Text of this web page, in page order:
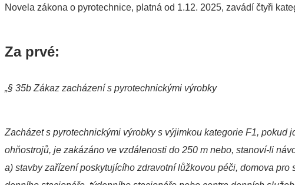
Novela zákona o pyrotechnice, platná od 1.12. 2025, zavádí čtyři
Za prvé:
„§ 35b Zákaz zacházení s pyrotechnickými výrobky
Zacházet s pyrotechnickými výrobky s výjimkou kategorie F1,
ohňostrojů, je zakázáno ve vzdálenosti do 250 m nebo, stanoví-li
a) stavby zařízení poskytujícího zdravotní lůžkovou péči, domova